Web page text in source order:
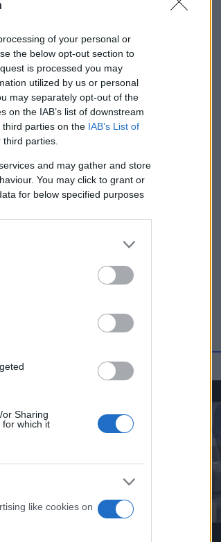
of your personal or
the below opt-out section to
is processed you may
utilized by us or personal
may separately opt-out of the
on the IAB’s list of downstream
parties on the IAB’s List of
parties.
and may gather and store
You may click to grant or
for below specified purposes
Sharing
which it
like cookies on
Όταν η εμμονή με το